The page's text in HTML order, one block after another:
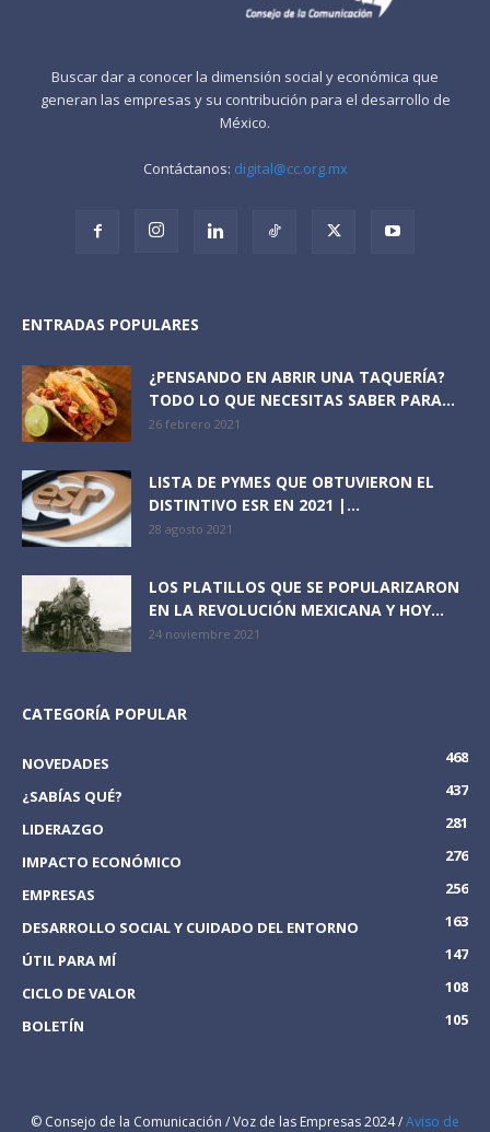
Buscar dar a conocer la dimensión social y económica que
generan las empresas y su contribución para el desarrollo de
México.
Contáctanos: digital@cc.org.mx
ENTRADAS POPULARES
¿PENSANDO EN ABRIR UNA TAQUERÍA?
TODO LO QUE NECESITAS SABER PARA...
26 febrero 2021
LISTA DE PYMES QUE OBTUVIERON EL
DISTINTIVO ESR EN 2021 |...
28 agosto 2021
LOS PLATILLOS QUE SE POPULARIZARON
EN LA REVOLUCIÓN MEXICANA Y HOY...
24 noviembre 2021
CATEGORÍA POPULAR
NOVEDADES
468
¿SABÍAS QUÉ?
437
LIDERAZGO
281
IMPACTO ECONÓMICO
276
EMPRESAS
256
DESARROLLO SOCIAL Y CUIDADO DEL ENTORNO
163
ÚTIL PARA MÍ
147
CICLO DE VALOR
108
BOLETÍN
105
© Consejo de la Comunicación / Voz de las Empresas 2024 /Aviso de